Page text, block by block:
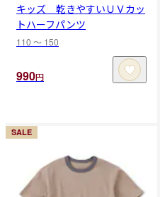
キッズ 乾きやすいＵＶカッ
トハーフパンツ
110 〜 150
990円
SALE